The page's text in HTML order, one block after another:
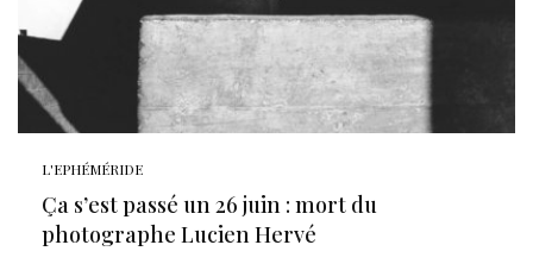
L'EPHÉMÉRIDE
Ça s’est passé un 26 juin : mort du
photographe Lucien Hervé